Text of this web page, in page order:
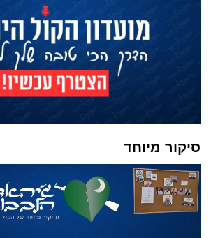
סיקור מיוחד